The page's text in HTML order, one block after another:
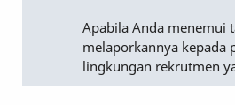
Apabila Anda menemui
melaporkannya kepada
lingkungan rekrutmen